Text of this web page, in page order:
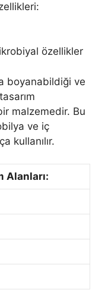
özellikler
boyanabildiği ve
malzemedir. Bu
ve iç
kullanılır.
Alanları: